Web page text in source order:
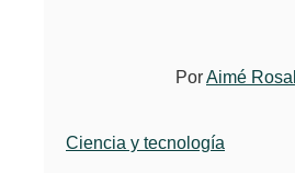
PorAimé
Ciencia y tecnología